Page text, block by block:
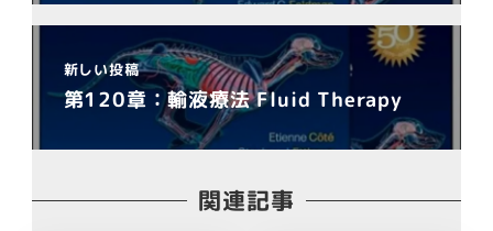
新しい投稿
第120章：輸液療法 Fluid Therapy
関連記事